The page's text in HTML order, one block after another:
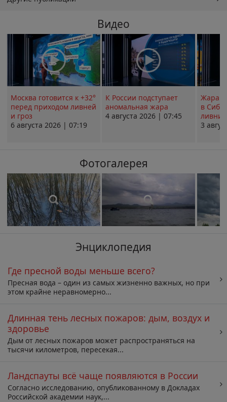
Видео
Москва готовится к +32°
перед приходом ливней
и гроз
6 августа 2026 | 07:19
К России подступает
аномальная жара
4 августа 2026 | 07:45
Жара в
в
ливни
3
Фотогалерея
Энциклопедия
Где пресной воды меньше всего?
Пресная вода – один из самых жизненно важных, но при
этом крайне неравномерно...
Длинная тень лесных пожаров: дым, воздух и
здоровье
Дым от лесных пожаров может распространяться на
тысячи километров, пересекая...
Ландспауты всё чаще появляются в России
Согласно исследованию, опубликованному в Докладах
Российской академии наук,...